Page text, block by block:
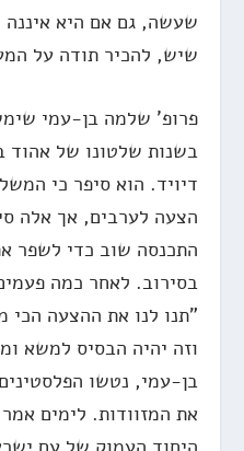
שעשה, גם אם היא
שיש, להכיר תודה על
פרופ' שלמה בן-עמי
בשנות שלטונו של
דיויד. הוא סיפר כי
הצעה לערבים, אך אלה
התכנסה שוב כדי לשפר
בסירוב. לאחר כמה
"תנו לנו את ההצעה הכי
וזה יהיה הבסיס למשא
בן-עמי, נטשו
את המזוודות. לימים